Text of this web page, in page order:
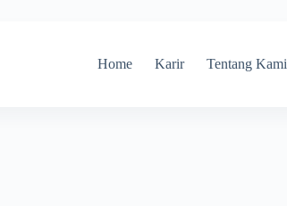
Home Karir Tentang Kami